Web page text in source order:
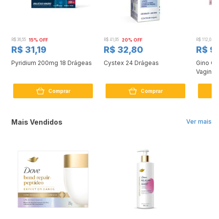
R$ 36,55 15% OFF
R$ 31,19
Pyridium 200mg 18 Drágeas
Comprar
R$ 41,05 20% OFF
R$ 32,80
Cystex 24 Drágeas
Comprar
R$ 112,04
R$
Gino
Vaginal
Ver mais
Mais Vendidos